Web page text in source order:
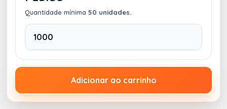
Quantidade mínima 50 unidades.
Adicionar ao carrinho